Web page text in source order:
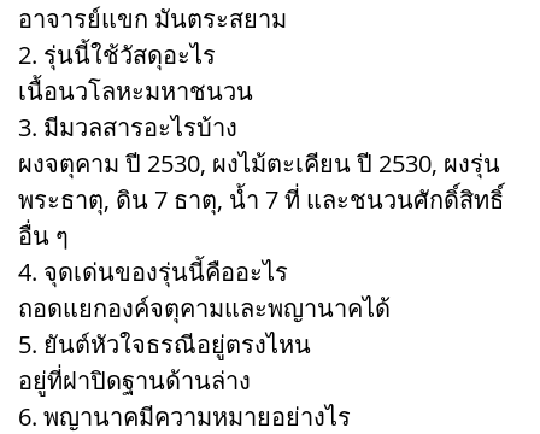
อาจารย์แขก มันตระสยาม
2. รุ่นนี้ใช้วัสดุอะไร
เนื้อนวโลหะมหาชนวน
3. มีมวลสารอะไรบ้าง
ผงจตุคาม ปี 2530, ผงไม้ตะเคียน ปี 2530, ผงรุ่น
พระธาตุ, ดิน 7 ธาตุ, น้ำ 7 ที่ และชนวนศักดิ์สิทธิ์
อื่น ๆ
4. จุดเด่นของรุ่นนี้คืออะไร
ถอดแยกองค์จตุคามและพญานาคได้
5. ยันต์หัวใจธรณีอยู่ตรงไหน
อยู่ที่ฝาปิดฐานด้านล่าง
6. พญานาคมีความหมายอย่างไร